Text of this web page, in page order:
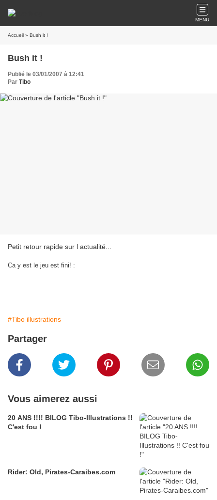
MENU
Accueil » Bush it !
Bush it !
Publié le 03/01/2007 à 12:41
Par Tibo
Petit retour rapide sur l actualité...
Ca y est le jeu est fini! :
#Tibo illustrations
Partager
Vous aimerez aussi
20 ANS !!!! BILOG Tibo-Illustrations !!
C'est fou !
Rider: Old, Pirates-Caraibes.com